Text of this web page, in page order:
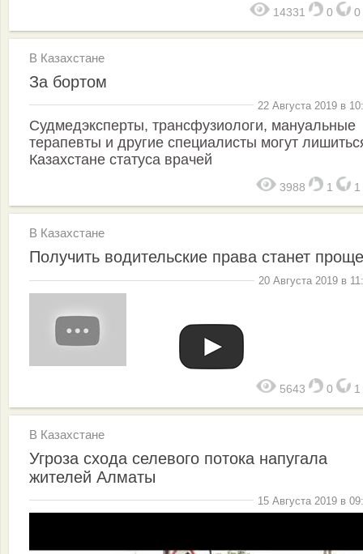
14331 0 0
В Казахстане
За бортом
22 Августа 2019 в
Судмедэксперты, трансфузиологи, мануальные
терапевты и другие специалисты могут
Казахстане статуса врачей
3988 1 1
В Казахстане
Получить водительские права станет проще
20 Августа 2019 в
5643 0 1
В Казахстане
Угроза схода селевого потока напугала
жителей Алматы
15 Августа 2019 в